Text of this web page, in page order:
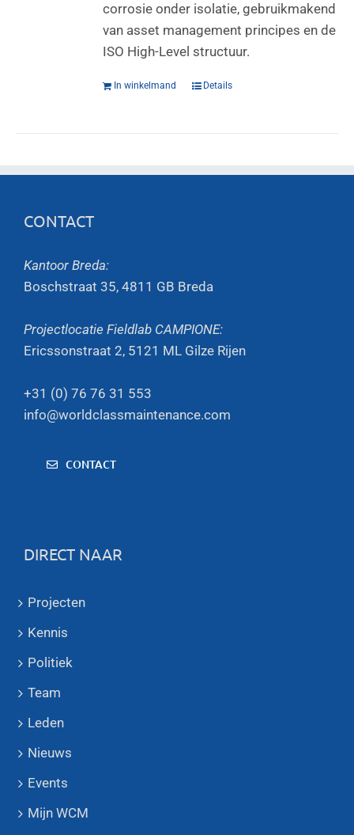
corrosie onder isolatie, gebruikmakend
van asset management principes en de
ISO High-Level structuur.
In winkelmand Details
CONTACT
Kantoor Breda:
Boschstraat 35, 4811 GB Breda
Projectlocatie Fieldlab CAMPIONE:
Ericssonstraat 2, 5121 ML Gilze Rijen
+31 (0) 76 76 31 553
info@worldclassmaintenance.com
CONTACT
DIRECT NAAR
Projecten
Kennis
Politiek
Team
Leden
Nieuws
Events
Mijn WCM